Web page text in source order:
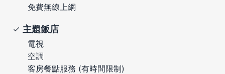
免費無線上網
主題飯店
電視
空調
客房餐點服務 (有時間限制)